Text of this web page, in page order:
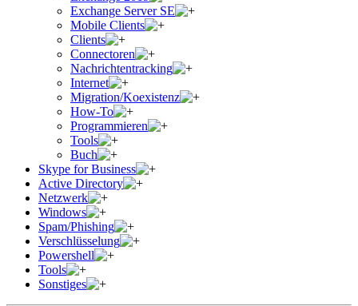
Exchange Server SE
Mobile Clients
Clients
Connectoren
Nachrichtentracking
Internet
Migration/Koexistenz
How-To
Programmieren
Tools
Buch
Skype for Business
Active Directory
Netzwerk
Windows
Spam/Phishing
Verschlüsselung
Powershell
Tools
Sonstiges